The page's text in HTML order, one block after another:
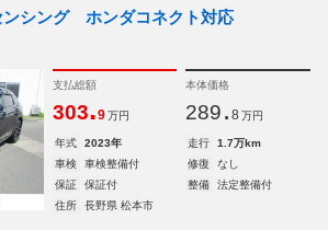
ンシング ホンダコネクト対応
支払総額
303.9 万円
本体価格
289. 8 万円
年式 2023年 走行
1.7万km
車検
車検整備付 修復
なし
保証
保証付 整備
法定整備付
住所
長野県 松本市